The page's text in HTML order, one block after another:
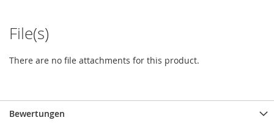
File(s)
There are no file attachments for this product.
Bewertungen